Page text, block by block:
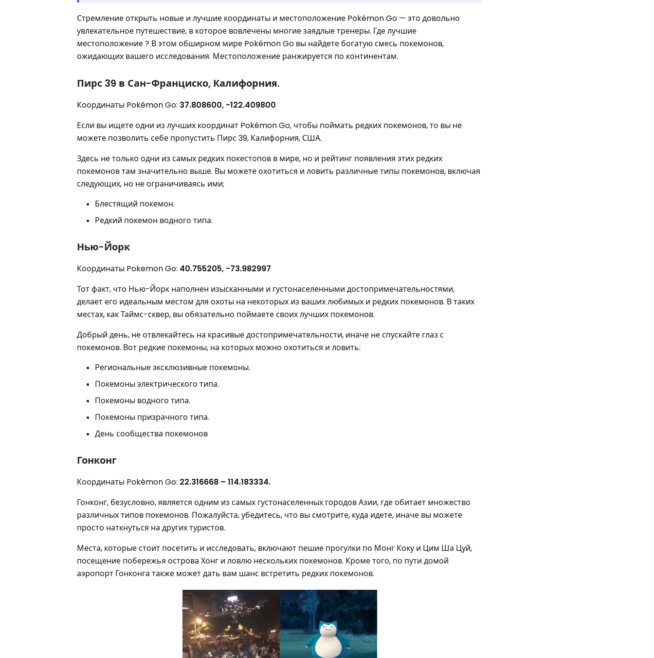
Стремление открыть новые и лучшие координаты и местоположение Pokémon Go — это довольно
увлекательное путешествие, в которое вовлечены многие заядлые тренеры. Где лучшие
местоположение ? В этом обширном мире Pokémon Go вы найдете богатую смесь покемонов,
ожидающих вашего исследования. Местоположение ранжируется по континентам.
Пирс 39 в Сан-Франциско, Калифорния.
Координаты Pokémon Go: 37.808600, -122.409800
Если вы ищете одни из лучших координат Pokémon Go, чтобы поймать редких покемонов, то вы не
можете позволить себе пропустить Пирс 39, Калифорния, США.
Здесь не только одни из самых редких покестопов в мире, но и рейтинг появления этих редких
покемонов там значительно выше. Вы можете охотиться и ловить различные типы покемонов, включая
следующих, но не ограничиваясь ими;
Блестящий покемон.
Редкий покемон водного типа.
Нью-Йорк
Координаты Pokemon Go: 40.755205, -73.982997
Тот факт, что Нью-Йорк наполнен изысканными и густонаселенными достопримечательностями,
делает его идеальным местом для охоты на некоторых из ваших любимых и редких покемонов. В таких
местах, как Таймс-сквер, вы обязательно поймаете своих лучших покемонов.
Добрый день, не отвлекайтесь на красивые достопримечательности, иначе не спускайте глаз с
покемонов. Вот редкие покемоны, на которых можно охотиться и ловить:
Региональные эксклюзивные покемоны.
Покемоны электрического типа.
Покемоны водного типа.
Покемоны призрачного типа.
День сообщества покемонов
Гонконг
Координаты Pokémon Go: 22.316668 – 114.183334.
Гонконг, безусловно, является одним из самых густонаселенных городов Азии, где обитает множество
различных типов покемонов. Пожалуйста, убедитесь, что вы смотрите, куда идете, иначе вы можете
просто наткнуться на других туристов.
Места, которые стоит посетить и исследовать, включают пешие прогулки по Монг Коку и Цим Ша Цуй,
посещение побережья острова Хонг и ловлю нескольких покемонов. Кроме того, по пути домой
аэропорт Гонконга также может дать вам шанс встретить редких покемонов.